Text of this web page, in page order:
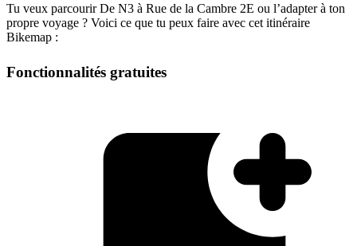
Tu veux parcourir De N3 à Rue de la Cambre 2E ou l’adapter à ton
propre voyage ? Voici ce que tu peux faire avec cet itinéraire
Bikemap :
Fonctionnalités gratuites